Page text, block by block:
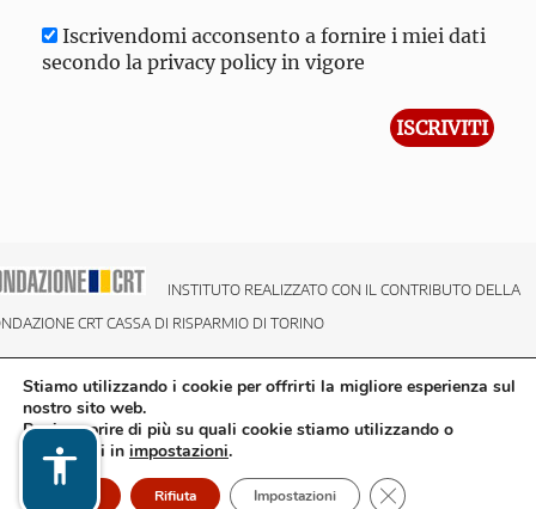
Iscrivendomi acconsento a fornire i miei dati
secondo la privacy policy in vigore
INSTITUTO REALIZZATO CON IL CONTRIBUTO DELLA
CRT CASSA DI RISPARMIO DI TORINO
Stiamo utilizzando i cookie per offrirti la migliore esperienza sul
nostro sito web.
Puoi scoprire di più su quali cookie stiamo utilizzando o
disattivarli in impostazioni.
Accetto Rifiuta Impostazioni Close GDPR